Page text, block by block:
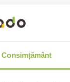
Consimțământ